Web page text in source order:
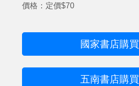
價格：定價$70
國家書店購買
五南書店購買